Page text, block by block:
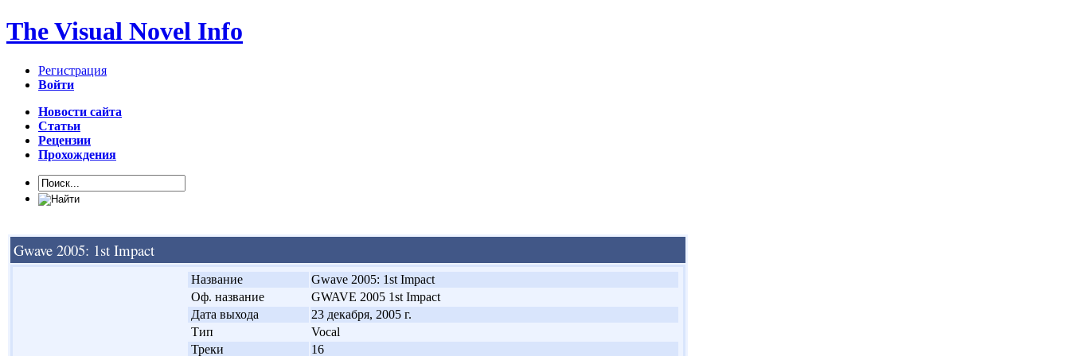
The Visual Novel Info
Регистрация
Войти
Новости сайта
Статьи
Рецензии
Прохождения
Gwave 2005: 1st Impact
Название
Gwave 2005: 1st Impact
Оф. название
GWAVE 2005 1st Impact
Дата выхода
23 декабря, 2005 г.
Тип
Vocal
Треки
16